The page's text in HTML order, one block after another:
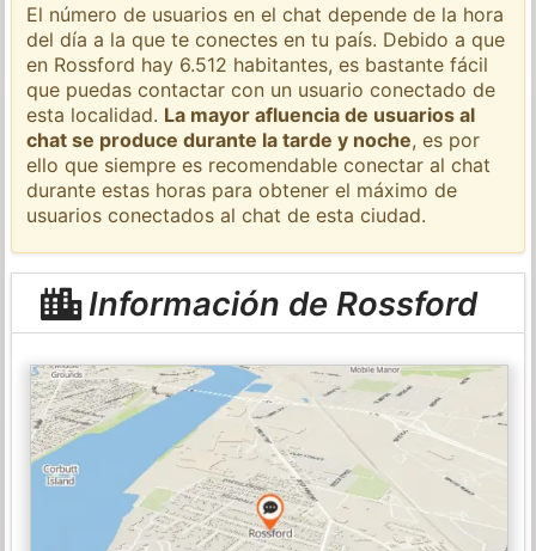
El número de usuarios en el chat depende de la hora
del día a la que te conectes en tu país. Debido a que
en Rossford hay 6.512 habitantes, es bastante fácil
que puedas contactar con un usuario conectado de
esta localidad. La mayor afluencia de usuarios al
chat se produce durante la tarde y noche, es por
ello que siempre es recomendable conectar al chat
durante estas horas para obtener el máximo de
usuarios conectados al chat de esta ciudad.
Información de Rossford